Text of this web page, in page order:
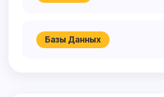
Базы Данных